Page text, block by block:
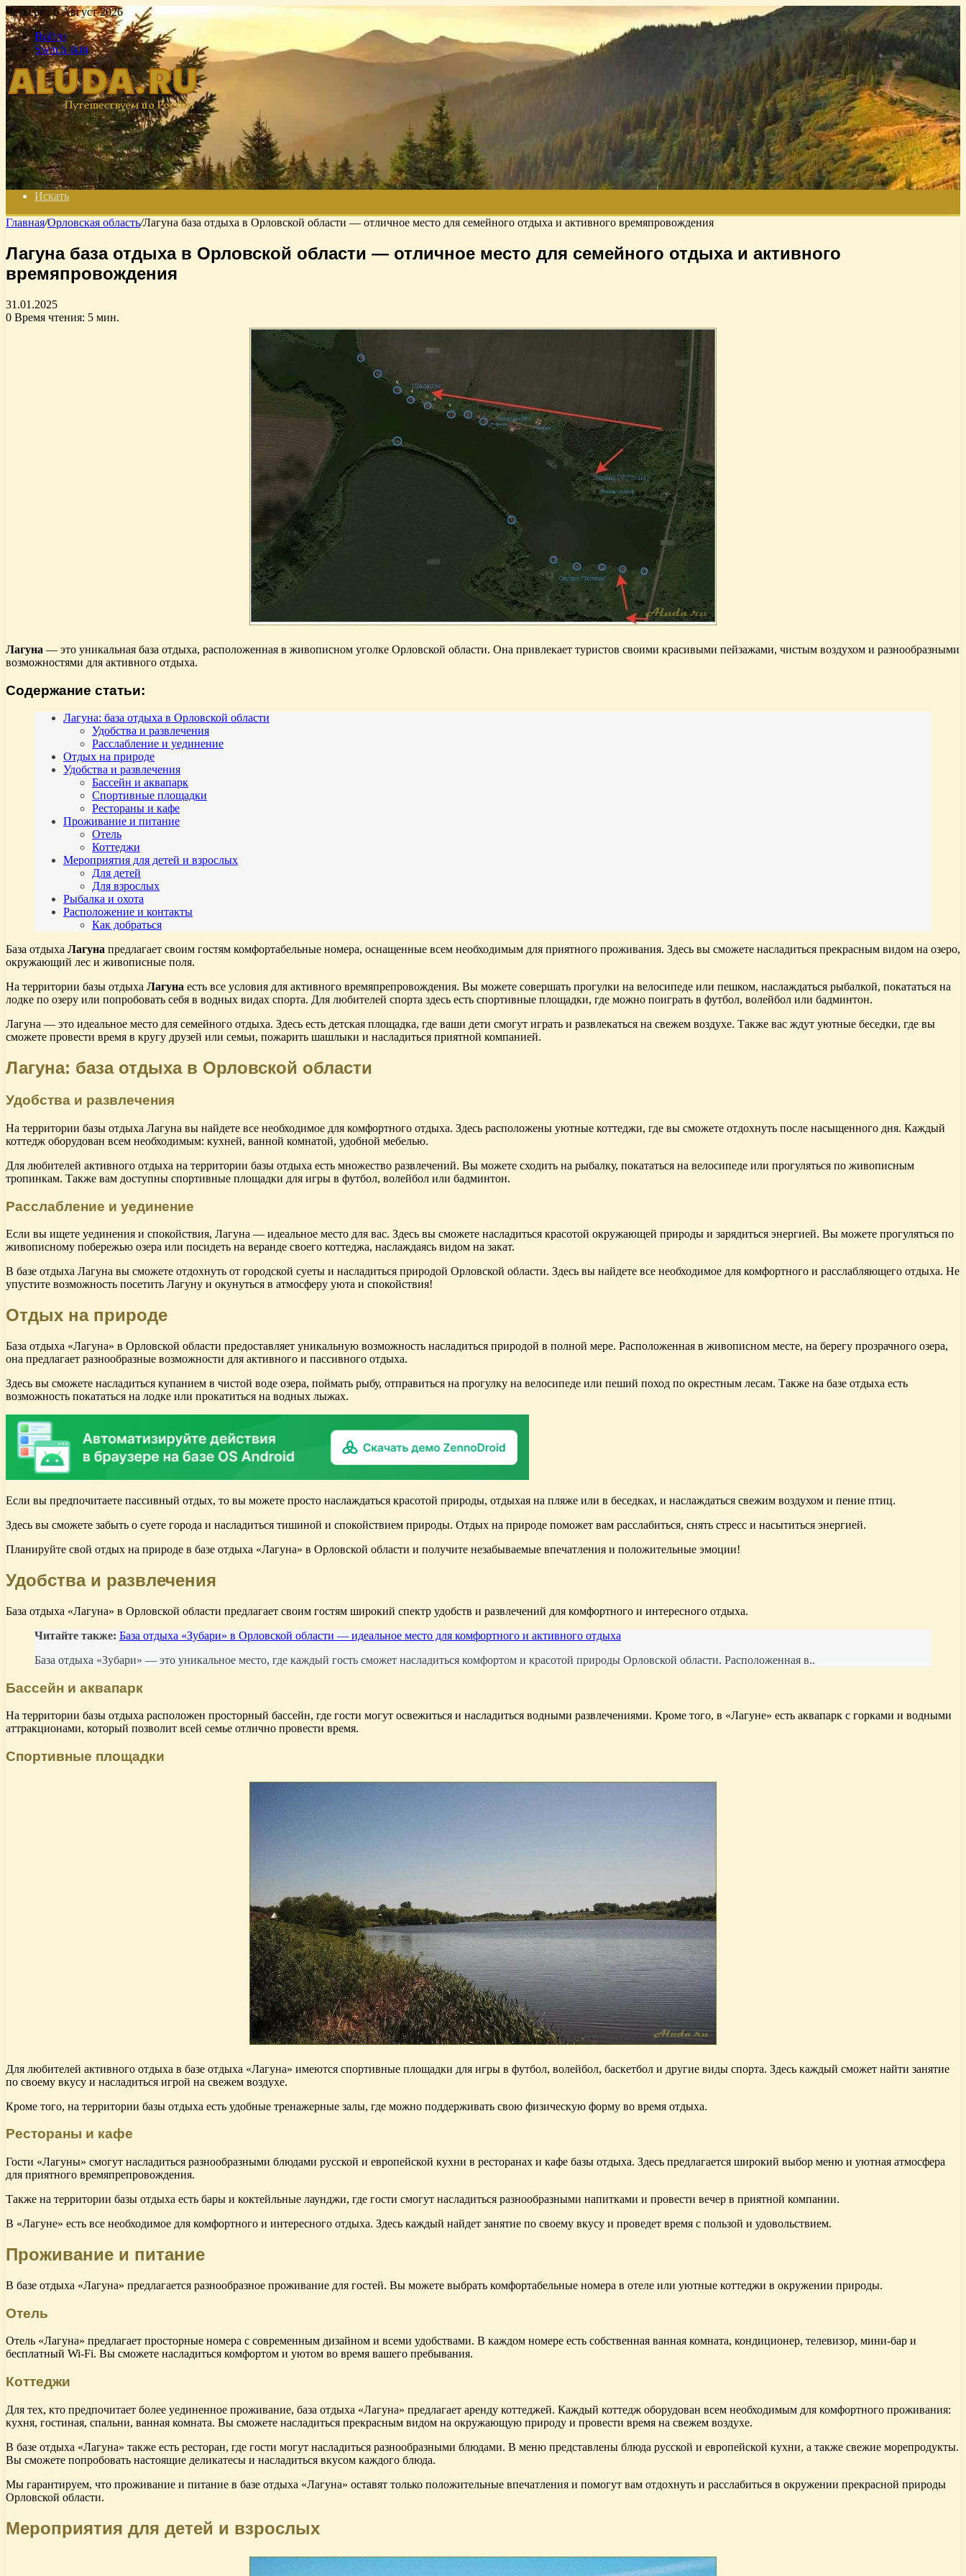
Четверг , 6 Август 2026
Войти
Switch skin
Искать
Главная/Орловская область/Лагуна база отдыха в Орловской области — отличное место для семейного отдыха и активного времяпровождения
Лагуна база отдыха в Орловской области — отличное место для семейного отдыха и активного
времяпровождения
31.01.2025
0 Время чтения: 5 мин.
Лагуна — это уникальная база отдыха, расположенная в живописном уголке Орловской области. Она привлекает туристов своими красивыми пейзажами, чистым воздухом и разнообразными
возможностями для активного отдыха.
Содержание статьи:
Лагуна: база отдыха в Орловской области
Удобства и развлечения
Расслабление и уединение
Отдых на природе
Удобства и развлечения
Бассейн и аквапарк
Спортивные площадки
Рестораны и кафе
Проживание и питание
Отель
Коттеджи
Мероприятия для детей и взрослых
Для детей
Для взрослых
Рыбалка и охота
Расположение и контакты
Как добраться
База отдыха Лагуна предлагает своим гостям комфортабельные номера, оснащенные всем необходимым для приятного проживания. Здесь вы сможете насладиться прекрасным видом на озеро,
окружающий лес и живописные поля.
На территории базы отдыха Лагуна есть все условия для активного времяпрепровождения. Вы можете совершать прогулки на велосипеде или пешком, наслаждаться рыбалкой, покататься на
лодке по озеру или попробовать себя в водных видах спорта. Для любителей спорта здесь есть спортивные площадки, где можно поиграть в футбол, волейбол или бадминтон.
Лагуна — это идеальное место для семейного отдыха. Здесь есть детская площадка, где ваши дети смогут играть и развлекаться на свежем воздухе. Также вас ждут уютные беседки, где вы
сможете провести время в кругу друзей или семьи, пожарить шашлыки и насладиться приятной компанией.
Лагуна: база отдыха в Орловской области
Удобства и развлечения
На территории базы отдыха Лагуна вы найдете все необходимое для комфортного отдыха. Здесь расположены уютные коттеджи, где вы сможете отдохнуть после насыщенного дня. Каждый
коттедж оборудован всем необходимым: кухней, ванной комнатой, удобной мебелью.
Для любителей активного отдыха на территории базы отдыха есть множество развлечений. Вы можете сходить на рыбалку, покататься на велосипеде или прогуляться по живописным
тропинкам. Также вам доступны спортивные площадки для игры в футбол, волейбол или бадминтон.
Расслабление и уединение
Если вы ищете уединения и спокойствия, Лагуна — идеальное место для вас. Здесь вы сможете насладиться красотой окружающей природы и зарядиться энергией. Вы можете прогуляться по
живописному побережью озера или посидеть на веранде своего коттеджа, наслаждаясь видом на закат.
В базе отдыха Лагуна вы сможете отдохнуть от городской суеты и насладиться природой Орловской области. Здесь вы найдете все необходимое для комфортного и расслабляющего отдыха. Не
упустите возможность посетить Лагуну и окунуться в атмосферу уюта и спокойствия!
Отдых на природе
База отдыха «Лагуна» в Орловской области предоставляет уникальную возможность насладиться природой в полной мере. Расположенная в живописном месте, на берегу прозрачного озера,
она предлагает разнообразные возможности для активного и пассивного отдыха.
Здесь вы сможете насладиться купанием в чистой воде озера, поймать рыбу, отправиться на прогулку на велосипеде или пеший поход по окрестным лесам. Также на базе отдыха есть
возможность покататься на лодке или прокатиться на водных лыжах.
Если вы предпочитаете пассивный отдых, то вы можете просто наслаждаться красотой природы, отдыхая на пляже или в беседках, и наслаждаться свежим воздухом и пение птиц.
Здесь вы сможете забыть о суете города и насладиться тишиной и спокойствием природы. Отдых на природе поможет вам расслабиться, снять стресс и насытиться энергией.
Планируйте свой отдых на природе в базе отдыха «Лагуна» в Орловской области и получите незабываемые впечатления и положительные эмоции!
Удобства и развлечения
База отдыха «Лагуна» в Орловской области предлагает своим гостям широкий спектр удобств и развлечений для комфортного и интересного отдыха.
Читайте также: База отдыха «Зубари» в Орловской области — идеальное место для комфортного и активного отдыха
База отдыха «Зубари» — это уникальное место, где каждый гость сможет насладиться комфортом и красотой природы Орловской области. Расположенная в..
Бассейн и аквапарк
На территории базы отдыха расположен просторный бассейн, где гости могут освежиться и насладиться водными развлечениями. Кроме того, в «Лагуне» есть аквапарк с горками и водными
аттракционами, который позволит всей семье отлично провести время.
Спортивные площадки
Для любителей активного отдыха в базе отдыха «Лагуна» имеются спортивные площадки для игры в футбол, волейбол, баскетбол и другие виды спорта. Здесь каждый сможет найти занятие
по своему вкусу и насладиться игрой на свежем воздухе.
Кроме того, на территории базы отдыха есть удобные тренажерные залы, где можно поддерживать свою физическую форму во время отдыха.
Рестораны и кафе
Гости «Лагуны» смогут насладиться разнообразными блюдами русской и европейской кухни в ресторанах и кафе базы отдыха. Здесь предлагается широкий выбор меню и уютная атмосфера
для приятного времяпрепровождения.
Также на территории базы отдыха есть бары и коктейльные лаунджи, где гости смогут насладиться разнообразными напитками и провести вечер в приятной компании.
В «Лагуне» есть все необходимое для комфортного и интересного отдыха. Здесь каждый найдет занятие по своему вкусу и проведет время с пользой и удовольствием.
Проживание и питание
В базе отдыха «Лагуна» предлагается разнообразное проживание для гостей. Вы можете выбрать комфортабельные номера в отеле или уютные коттеджи в окружении природы.
Отель
Отель «Лагуна» предлагает просторные номера с современным дизайном и всеми удобствами. В каждом номере есть собственная ванная комната, кондиционер, телевизор, мини-бар и
бесплатный Wi-Fi. Вы сможете насладиться комфортом и уютом во время вашего пребывания.
Коттеджи
Для тех, кто предпочитает более уединенное проживание, база отдыха «Лагуна» предлагает аренду коттеджей. Каждый коттедж оборудован всем необходимым для комфортного проживания:
кухня, гостиная, спальни, ванная комната. Вы сможете насладиться прекрасным видом на окружающую природу и провести время на свежем воздухе.
В базе отдыха «Лагуна» также есть ресторан, где гости могут насладиться разнообразными блюдами. В меню представлены блюда русской и европейской кухни, а также свежие морепродукты.
Вы сможете попробовать настоящие деликатесы и насладиться вкусом каждого блюда.
Мы гарантируем, что проживание и питание в базе отдыха «Лагуна» оставят только положительные впечатления и помогут вам отдохнуть и расслабиться в окружении прекрасной природы
Орловской области.
Мероприятия для детей и взрослых